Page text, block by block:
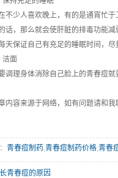
不少人喜欢晚上，有的是通宵忙
话，那么就会使肝脏的排毒功能
天保证自己有充足的睡眠时间，
洁面
调理身体消除自己脸上的青春痘
内容来源于网络，如有问题请和我
青春痘制药,青春痘制药价格,青春
长青春痘的原因